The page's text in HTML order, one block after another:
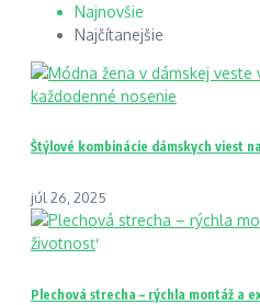
Najnovšie
Najčítanejšie
Štýlové kombinácie dámskych viest
júl 26, 2025
Plechová strecha – rýchla montáž a